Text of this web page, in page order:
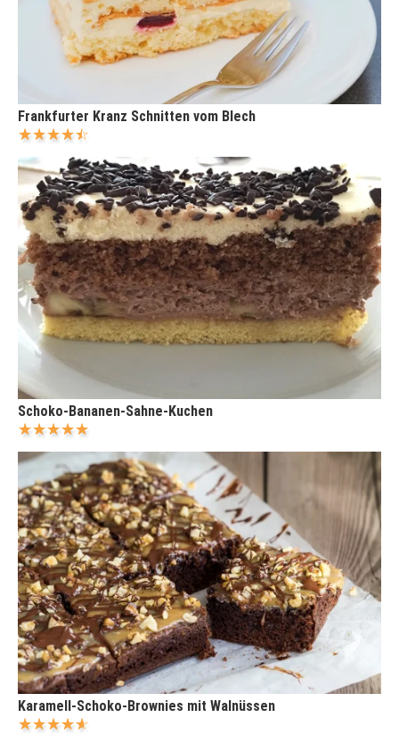
Frankfurter Kranz Schnitten vom Blech
Schoko-Bananen-Sahne-Kuchen
Karamell-Schoko-Brownies mit Walnüssen